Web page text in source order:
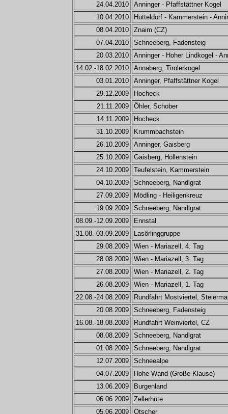
24.04.2010
Anninger - Pfaffstättner Kogel
10.04.2010
Hütteldorf - Kammerstein -
08.04.2010
Znaim (CZ)
07.04.2010
Schneeberg, Fadensteig
20.03.2010
Anninger - Hoher Lindkogel -
14.02.-18.02.2010
Annaberg, Tirolerkogel
03.01.2010
Anninger, Pfaffstättner Kogel
29.12.2009
Hocheck
21.11.2009
Öhler, Schober
14.11.2009
Hocheck
31.10.2009
Krummbachstein
26.10.2009
Anninger, Gaisberg
25.10.2009
Gaisberg, Höllenstein
24.10.2009
Teufelstein, Kammerstein
04.10.2009
Schneeberg, Nandlgrat
27.09.2009
Mödling - Heiligenkreuz
19.09.2009
Schneeberg, Nandlgrat
08.09.-12.09.2009
Ennstal
31.08.-03.09.2009
Lasörlinggruppe
29.08.2009
Wien - Mariazell, 4. Tag
28.08.2009
Wien - Mariazell, 3. Tag
27.08.2009
Wien - Mariazell, 2. Tag
26.08.2009
Wien - Mariazell, 1. Tag
22.08.-24.08.2009
Rundfahrt Mostviertel,
20.08.2009
Schneeberg, Fadensteig
16.08.-18.08.2009
Rundfahrt Weinviertel, CZ
08.08.2009
Schneeberg, Nandlgrat
01.08.2009
Schneeberg, Nandlgrat
12.07.2009
Schneealpe
04.07.2009
Hohe Wand (Große Klause)
13.06.2009
Burgenland
06.06.2009
Zellerhüte
05.06.2009
Ötscher